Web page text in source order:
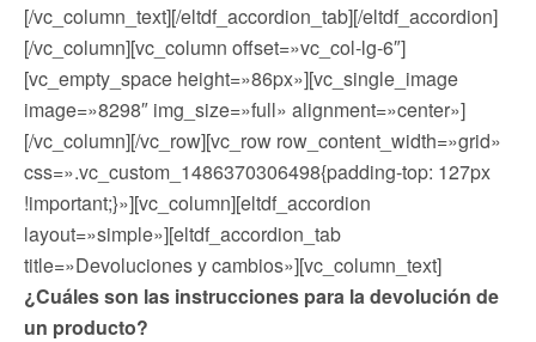
[/vc_column_text][/eltdf_accordion_tab][/eltdf_accordion]
[/vc_column][vc_column offset=»vc_col-lg-6″]
[vc_empty_space height=»86px»][vc_single_image
image=»8298″ img_size=»full» alignment=»center»]
[/vc_column][/vc_row][vc_row row_content_width=»grid»
css=».vc_custom_1486370306498{padding-top: 127px
!important;}»][vc_column][eltdf_accordion
layout=»simple»][eltdf_accordion_tab
title=»Devoluciones y cambios»][vc_column_text]
¿Cuáles son las instrucciones para la devolución de
un producto?